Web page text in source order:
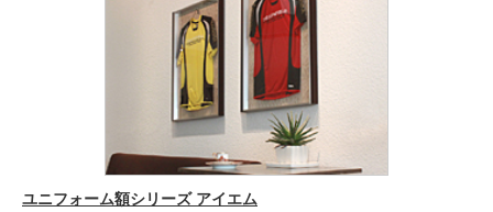
ユニフォーム額シリーズ アイエム